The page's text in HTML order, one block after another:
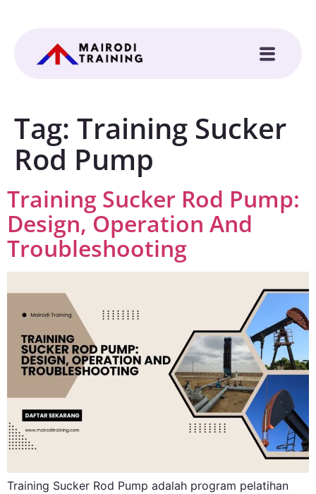
Tag: Training Sucker
Rod Pump
Training Sucker Rod Pump:
Design, Operation And
Troubleshooting
Training Sucker Rod Pump adalah program pelatihan